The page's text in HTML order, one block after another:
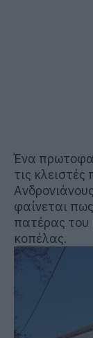
Ένα
τις
φαίνεται
πατέρας του
κοπέλας.